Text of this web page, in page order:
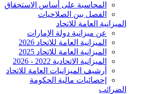
المحاسبة على أساس الاستحقاق
الفصل بين الصلاحيات
الميزانية العامة للاتحاد
عن ميزانية دولة الإمارات
الميزانية العامة للاتحاد 2026
الميزانية العامة للاتحاد 2025
الميزانية الاتحادية 2022 - 2026
أرشيف الميزانيات العامة للاتحاد
إحصائيات مالية الحكومة
الضرائب